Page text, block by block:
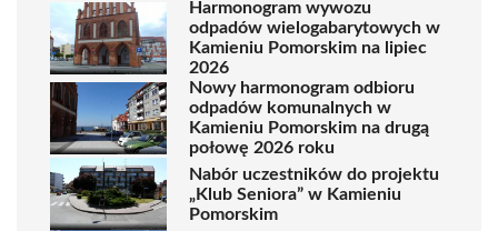
Harmonogram wywozu
odpadów wielogabarytowych w
Kamieniu Pomorskim na lipiec
2026
Nowy harmonogram odbioru
odpadów komunalnych w
Kamieniu Pomorskim na drugą
połowę 2026 roku
Nabór uczestników do projektu
„Klub Seniora” w Kamieniu
Pomorskim